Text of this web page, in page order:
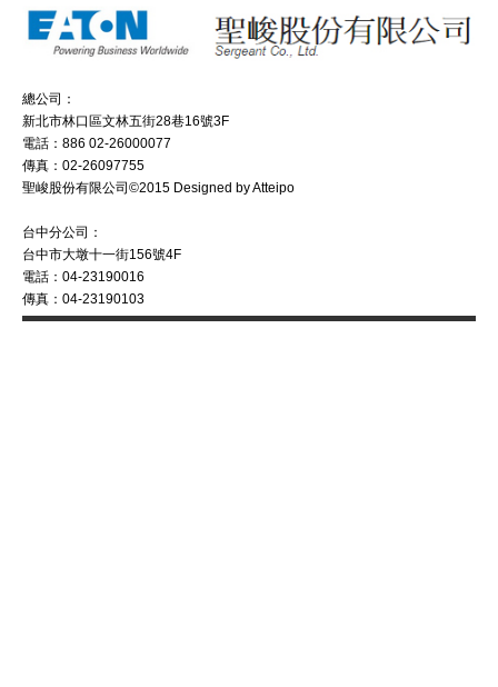
總公司：
新北市林口區文林五街28巷16號3F
電話：886 02-26000077
傳真：02-26097755
聖峻股份有限公司©2015 Designed by Atteipo
台中分公司：
台中市大墩十一街156號4F
電話：04-23190016
傳真：04-23190103